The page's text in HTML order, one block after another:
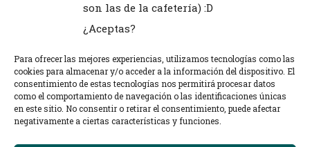
son las de la cafetería) :D
¿Aceptas?
Para ofrecer las mejores experiencias, utilizamos tecnologías como las
cookies para almacenar y/o acceder a la información del dispositivo. El
consentimiento de estas tecnologías nos permitirá procesar datos
como el comportamiento de navegación o las identificaciones únicas
en este sitio. No consentir o retirar el consentimiento, puede afectar
negativamente a ciertas características y funciones.
eMail: ieseria@educastur.org